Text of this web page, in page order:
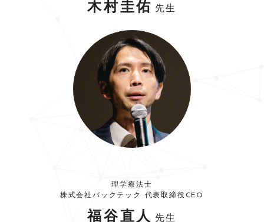
木村圭佑 先生
理学療法士
株式会社バックテック 代表取締役CEO
福谷直人 先生